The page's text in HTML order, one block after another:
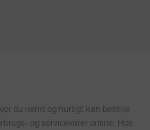
du nemt og hurtigt kan bestille
og servicevarer online. Hos